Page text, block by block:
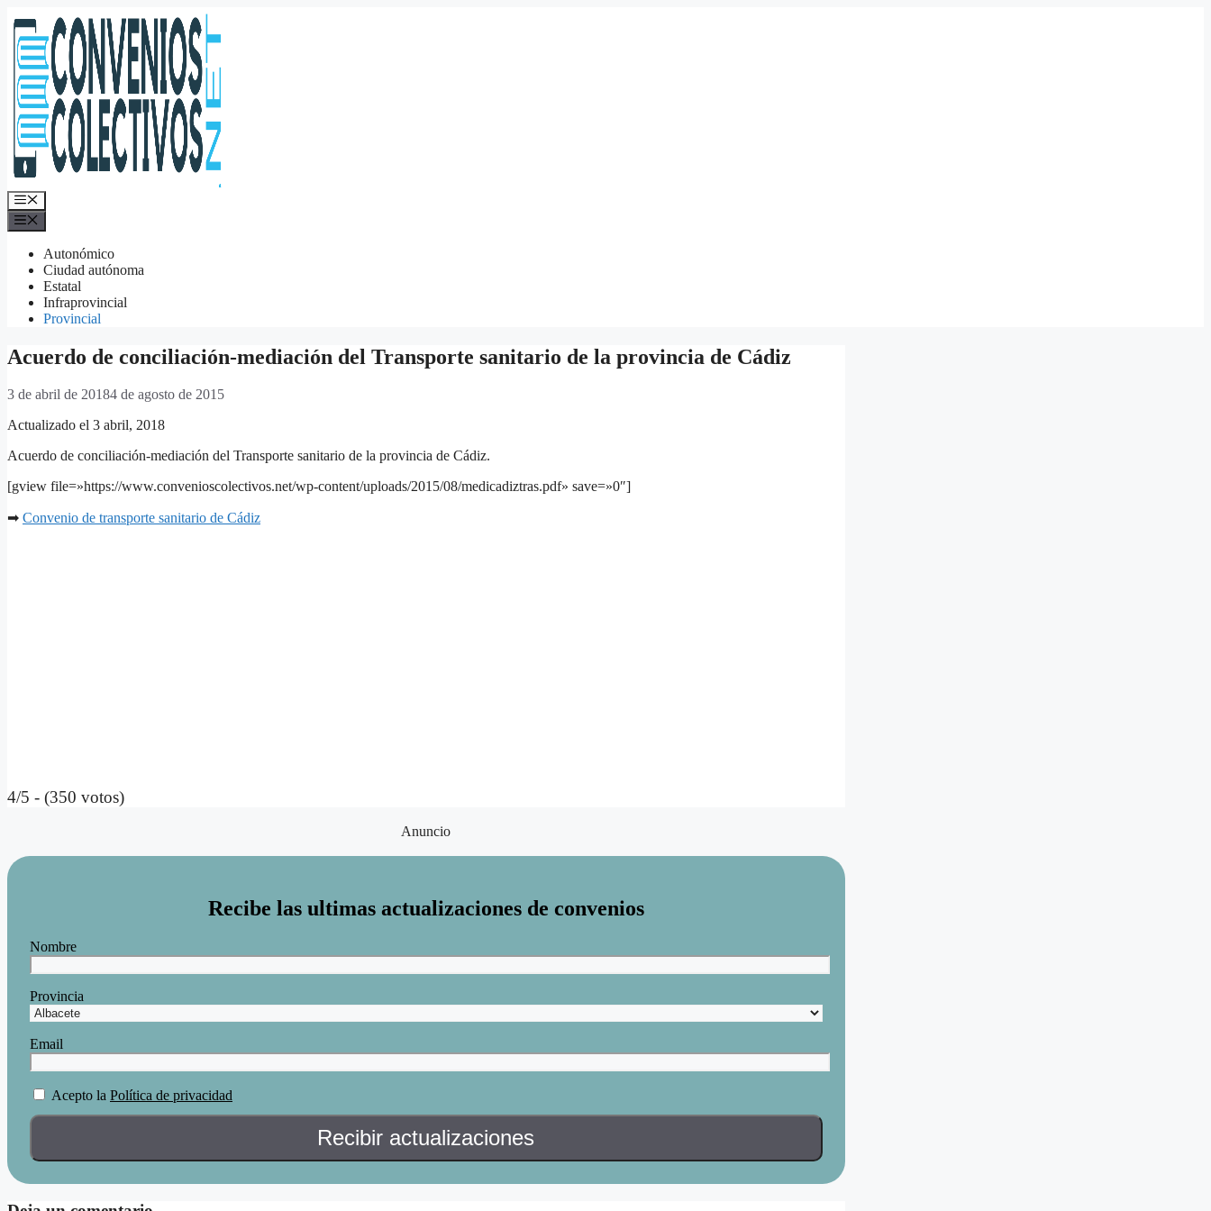
al
contenido
Menú
Autonómico
Ciudad autónoma
Estatal
Infraprovincial
Provincial
Acuerdo de conciliación-mediación del Transporte sanitario de la provincia de Cádiz
3 de abril de 20184 de agosto de 2015
Actualizado el 3 abril, 2018
Acuerdo de conciliación-mediación del Transporte sanitario de la provincia de Cádiz.
[gview file=»https://www.convenioscolectivos.net/wp-content/uploads/2015/08/medicadiztras.pdf» save=»0″]
➡ Convenio de transporte sanitario de Cádiz
4/5 - (350 votos)
Anuncio
Recibe las ultimas actualizaciones de convenios
Nombre
Provincia
Email
Acepto la Política de privacidad